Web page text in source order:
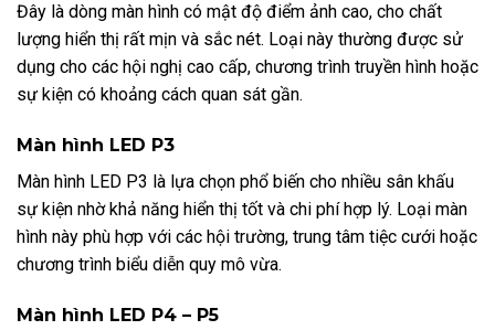
Đây là dòng màn hình có mật độ điểm ảnh cao, cho chất
lượng hiển thị rất mịn và sắc nét. Loại này thường được sử
dụng cho các hội nghị cao cấp, chương trình truyền hình hoặc
sự kiện có khoảng cách quan sát gần.
Màn hình LED P3
Màn hình LED P3 là lựa chọn phổ biến cho nhiều sân khấu
sự kiện nhờ khả năng hiển thị tốt và chi phí hợp lý. Loại màn
hình này phù hợp với các hội trường, trung tâm tiệc cưới hoặc
chương trình biểu diễn quy mô vừa.
Màn hình LED P4 – P5